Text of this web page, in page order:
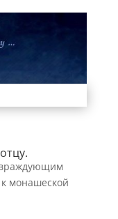
монашеской